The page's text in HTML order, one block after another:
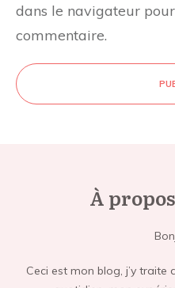
dans le navigateur
commentaire.
À
Ceci est mon blog, j’y traite